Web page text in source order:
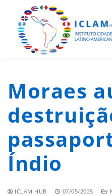
Moraes
Índio
ICLAM HUB 07/05/2025